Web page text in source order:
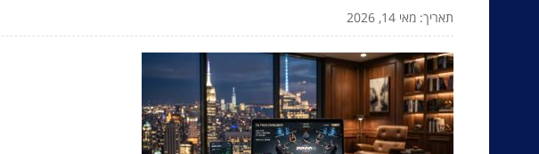
תאריך: מאי 14, 2026